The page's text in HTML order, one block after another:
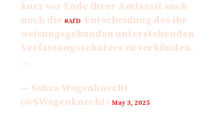
kurz vor Ende ihrer Amtszeit auch
noch die #AfD-Entscheidung des ihr
weisungsgebunden unterstehenden
Verfassungsschutzes zu verkünden.
…
— Sahra Wagenknecht
(@SWagenknecht) May 3, 2025